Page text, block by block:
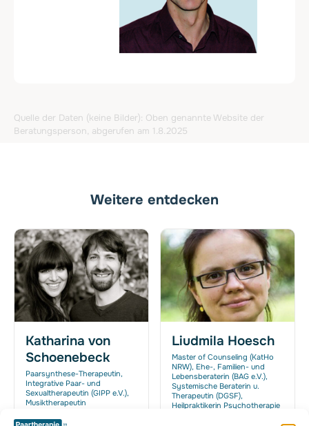
Quelle der Daten (keine Bilder): Oben genannte Website der
Beratungsperson, abgerufen am 1.8.2025
Weitere entdecken
Katharina von
Schoenebeck
Paarsynthese-Therapeutin,
Integrative Paar- und
Sexualtherapeutin (GIPP e.V.),
Musiktherapeutin
Kanalstraße 62, 48147
Liudmila Hoesch
Master of Counseling (KatHo
NRW), Ehe-, Familien- und
Lebensberaterin (BAG e.V.),
Systemische Beraterin u.
Therapeutin (DGSF),
Heilpraktikerin Psychotherapie